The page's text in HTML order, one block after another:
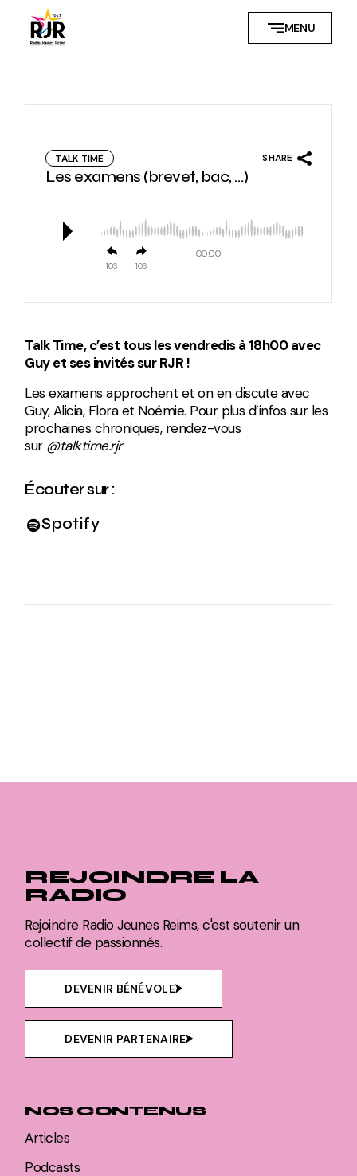
content
MENU
TALK TIME
Les examens (brevet, bac, …)
SHARE
10 10
00:00
Talk Time, c’est tous les vendredis à 18h00 avec
Guy et ses invités sur RJR !
Les examens approchent et on en discute avec
Guy, Alicia, Flora et Noémie. Pour plus d’infos sur les
prochaines chroniques, rendez-vous
sur @talktime.rjr
Écouter sur :
Spotify
REJOINDRE LA
RADIO
Rejoindre Radio Jeunes Reims, c'est soutenir un
collectif de passionnés.
DEVENIR BÉNÉVOLE
DEVENIR PARTENAIRE
NOS CONTENUS
Articles
Podcasts